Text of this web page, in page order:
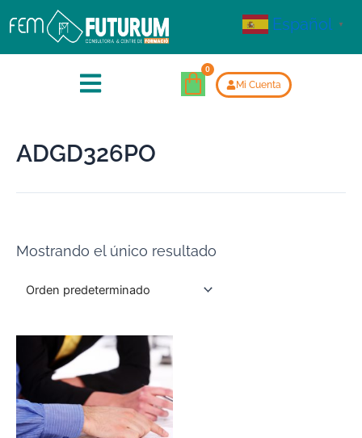
Mi Cuenta
ADGD326PO
Mostrando el único resultado
Español ▼